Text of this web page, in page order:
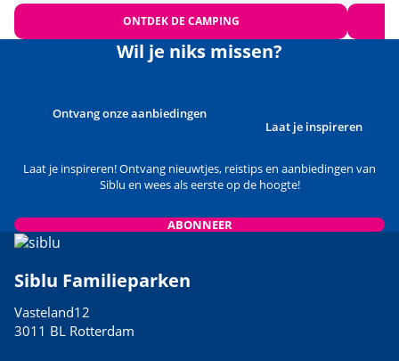
ONTDEK DE CAMPING
Wil je niks missen?
Ontvang onze aanbiedingen
Laat je inspireren
Laat je inspireren! Ontvang nieuwtjes, reistips en aanbiedingen van
Siblu en wees als eerste op de hoogte!
ABONNEER
Siblu Familieparken
Vasteland12
3011 BL Rotterdam